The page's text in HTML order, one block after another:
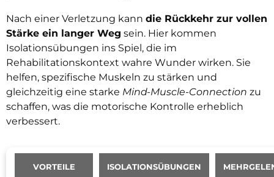
Nach einer Verletzung kann die Rückkehr zur vollen
Stärke ein langer Weg sein. Hier kommen
Isolationsübungen ins Spiel, die im
Rehabilitationskontext wahre Wunder wirken. Sie
helfen, spezifische Muskeln zu stärken und
gleichzeitig eine starke Mind-Muscle-Connection zu
schaffen, was die motorische Kontrolle erheblich
verbessert.
VORTEILE ISOLATIONSÜBUNGEN